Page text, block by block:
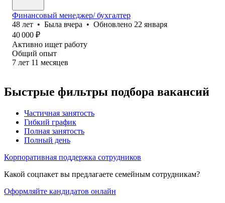
Финансовый менеджер/ бухгалтер
48 лет • Была вчера • Обновлено 22 января
40 000 ₽
Активно ищет работу
Общий опыт
7 лет 11 месяцев
Быстрые фильтры подбора вакансий
Частичная занятость
Гибкий график
Полная занятость
Полный день
Корпоративная поддержка сотрудников
Какой соцпакет вы предлагаете семейным сотрудникам?
Оформляйте кандидатов онлайн